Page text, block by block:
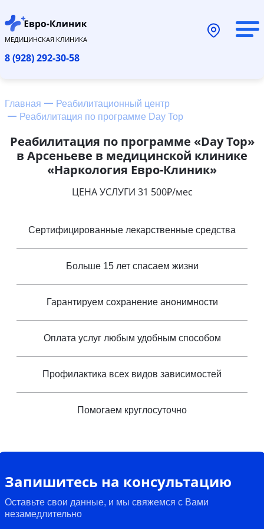
МЕДИЦИНСКАЯ КЛИНИКА
8 (928) 292-30-58
Главная
Реабилитационный центр
Реабилитация по программе Day Top
Реабилитация по программе «Day Top»
в Арсеньеве в медицинской клинике
«Наркология Евро-Клиник»
ЦЕНА УСЛУГИ 31 500₽/мес
Сертифицированные лекарственные средства
Больше 15 лет спасаем жизни
Гарантируем сохранение анонимности
Оплата услуг любым удобным способом
Профилактика всех видов зависимостей
Помогаем круглосуточно
Запишитесь на консультацию
Оставьте свои данные, и мы свяжемся с Вами
незамедлительно